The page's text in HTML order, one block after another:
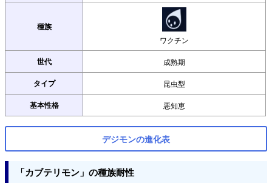
種族
ワクチン
世代 成熟期
タイプ 昆虫型
基本性格 悪知恵
デジモンの進化表
「カブテリモン」の種族耐性